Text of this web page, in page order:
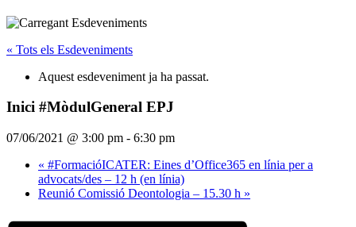
« Tots els Esdeveniments
Aquest esdeveniment ja ha passat.
Inici #MòdulGeneral EPJ
07/06/2021 @ 3:00 pm - 6:30 pm
« #FormacióICATER: Eines d’Office365 en línia per a
advocats/des – 12 h (en línia)
Reunió Comissió Deontologia – 15.30 h »